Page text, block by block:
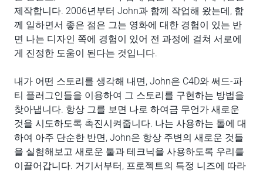
제작합니다. 2006년부터 John과 함께 작업해 왔는데, 함
께 일하면서 좋은 점은 그는 영화에 대한 경험이 있는 반
면 나는 디자인 쪽에 경험이 있어 전 과정에 걸쳐 서로에
게 진정한 도움이 된다는 것입니다.
내가 어떤 스토리를 생각해 내면, John은 C4D와 써드-파
티 플러그인들을 이용하여 그 스토리를 구현하는 방법을
찾아냅니다. 항상 그를 보면 나로 하여금 무언가 새로운
것을 시도하도록 촉진시켜줍니다. 나는 사용하는 톨에 대
하여 아주 단순한 반면, John은 항상 주변의 새로운 것들
을 실험해보고 새로운 툴과 테크닉을 사용하도록 우리를
이끌어갑니다. 거기서부터, 프로젝트의 특정 니즈에 따라